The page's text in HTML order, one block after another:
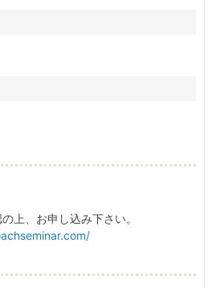
上、お申し込み下さい。